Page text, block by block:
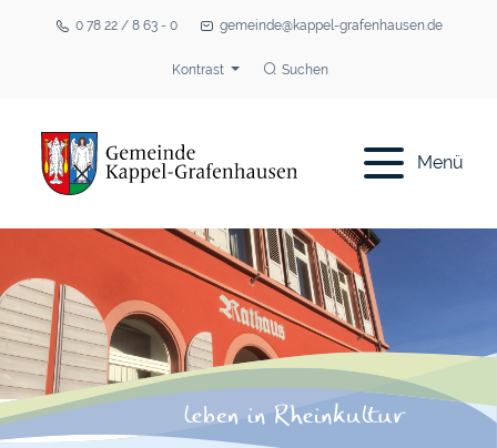
0 78 22 / 8 63 - 0 gemeinde@kappel-grafenhausen.de
Kontrast Suchen
Menü